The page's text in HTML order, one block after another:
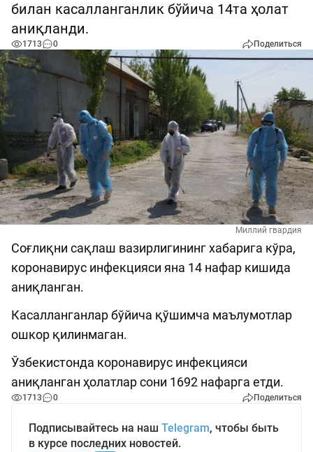
билан касалланганлик бўйича 14та ҳолат
аниқланди.
1713 0 Поделиться
Миллий гвардия
Соғлиқни сақлаш вазирлигининг хабарига кўра,
коронавирус инфекцияси яна 14 нафар кишида
аниқланган.
Касалланганлар бўйича қўшимча маълумотлар
ошкор қилинмаган.
Ўзбекистонда коронавирус инфекцияси
аниқланган ҳолатлар сони 1692 нафарга етди.
1713 0 Поделиться
Подписывайтесь на наш Telegram, чтобы быть
в курсе последних новостей.